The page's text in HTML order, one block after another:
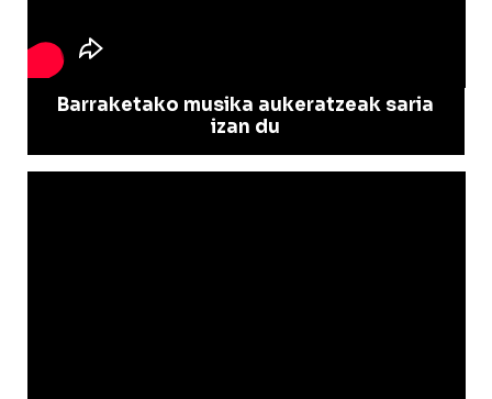
Barraketako musika aukeratzeak saria
izan du